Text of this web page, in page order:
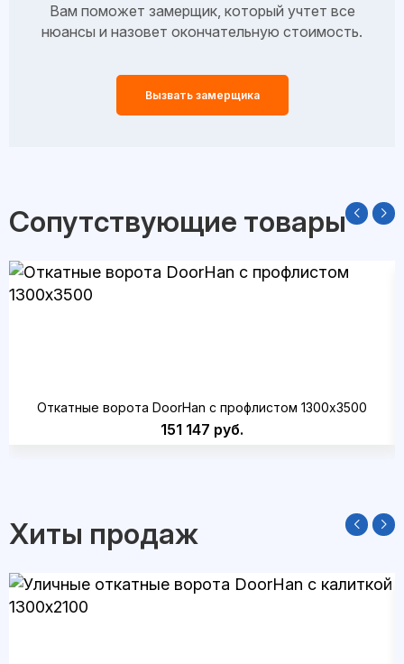
Вам поможет замерщик, который учтет все
нюансы и назовет окончательную стоимость.
Вызвать замерщика
Сопутствующие товары
Откатные ворота DoorHan с профлистом 1300x3500
151 147 руб.
Хиты продаж